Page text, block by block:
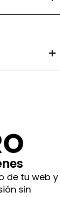
de tu web y
sin